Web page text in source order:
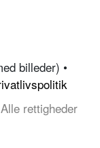
billeder) •
rettigheder